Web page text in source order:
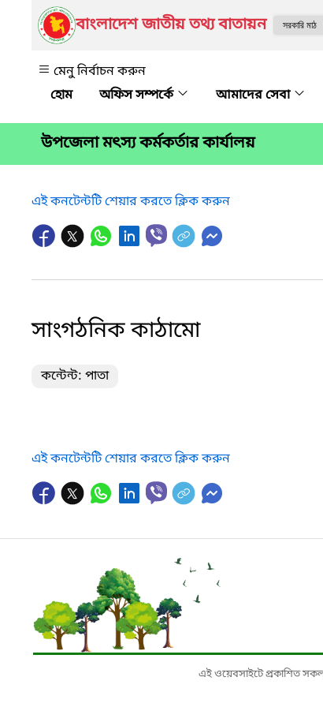
বাংলাদেশ জাতীয় তথ্য বাতায়ন
মেনু নির্বাচন করুন
অফিস সম্পর্কে
আমাদের সেবা
উপজেলা মৎস্য কর্মকর্তার কার্যালয়
এই কনটেন্টটি শেয়ার করতে ক্লিক করুন
সাংগঠনিক কাঠামো
কন্টেন্ট: পাতা
এই কনটেন্টটি শেয়ার করতে ক্লিক করুন
এই ওয়েবসাইটে প্রকাশিত সকল